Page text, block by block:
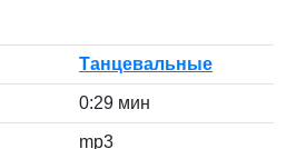
Танцевальные
0:29 мин
mp3